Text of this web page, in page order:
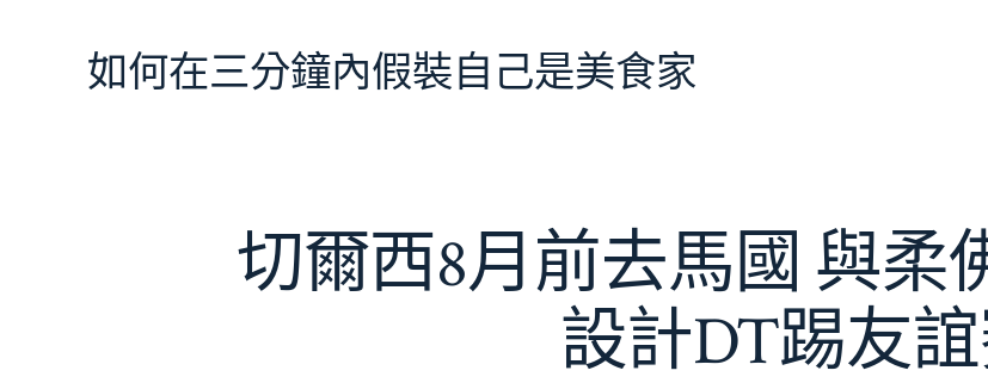
如何在三分鐘內假裝自己是美食家
切爾西8月前去馬國 與柔
設計DT踢友